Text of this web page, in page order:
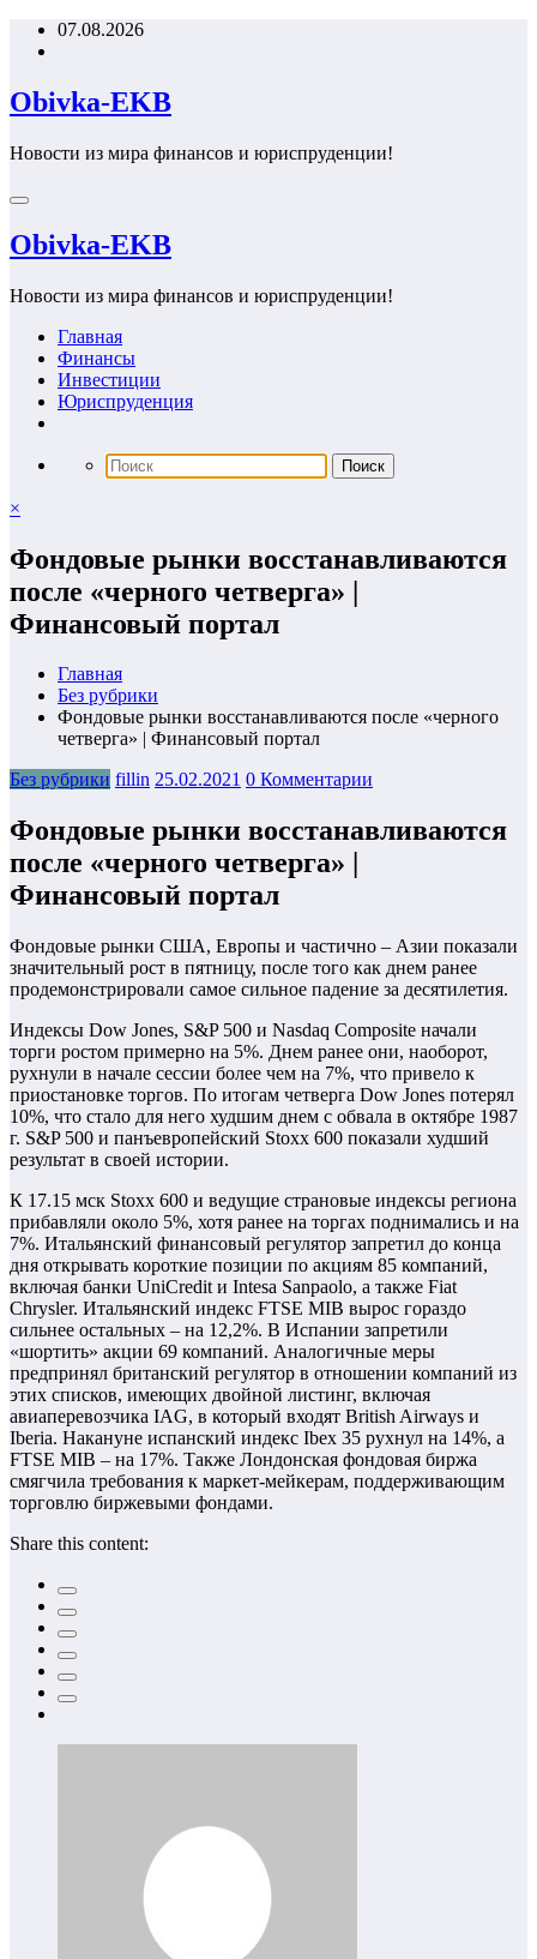
Перейти07.08.2026
Obivka-EKB
Новости из мира финансов и юриспруденции!
Obivka-EKB
Новости из мира финансов и юриспруденции!
Главная
Финансы
Инвестиции
Юриспруденция
×
Фондовые рынки восстанавливаются
после «черного четверга» |
Финансовый портал
Главная
Без рубрики
Фондовые рынки восстанавливаются после «черного
четверга» | Финансовый портал
Без рубрики fillin 25.02.2021 0 Комментарии
Фондовые рынки восстанавливаются
после «черного четверга» |
Финансовый портал
Фондовые рынки США, Европы и частично – Азии показали
значительный рост в пятницу, после того как днем ранее
продемонстрировали самое сильное падение за десятилетия.
Индексы Dow Jones, S&P 500 и Nasdaq Composite начали
торги ростом примерно на 5%. Днем ранее они, наоборот,
рухнули в начале сессии более чем на 7%, что привело к
приостановке торгов. По итогам четверга Dow Jones потерял
10%, что стало для него худшим днем с обвала в октябре 1987
г. S&P 500 и панъевропейский Stoxx 600 показали худший
результат в своей истории.
К 17.15 мск Stoxx 600 и ведущие страновые индексы региона
прибавляли около 5%, хотя ранее на торгах поднимались и на
7%. Итальянский финансовый регулятор запретил до конца
дня открывать короткие позиции по акциям 85 компаний,
включая банки UniCredit и Intesa Sanpaolo, а также Fiat
Chrysler. Итальянский индекс FTSE MIB вырос гораздо
сильнее остальных – на 12,2%. В Испании запретили
«шортить» акции 69 компаний. Аналогичные меры
предпринял британский регулятор в отношении компаний из
этих списков, имеющих двойной листинг, включая
авиаперевозчика IAG, в который входят British Airways и
Iberia. Накануне испанский индекс Ibex 35 рухнул на 14%, а
FTSE MIB – на 17%. Также Лондонская фондовая биржа
смягчила требования к маркет-мейкерам, поддерживающим
торговлю биржевыми фондами.
Share this content: